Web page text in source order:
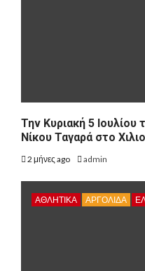
Την Κυριακή 5
Νίκου Ταγαρά στο
2 μήνες ago admin
ΑΘΛΗΤΙΚΑ ΑΡΓΟΛΙΔΑ